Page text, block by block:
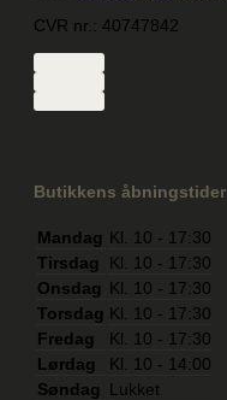
CVR nr.: 40747842
Butikkens åbningstider
Mandag Kl. 10 - 17:30
Tirsdag
Kl. 10 - 17:30
Onsdag Kl. 10 - 17:30
Torsdag Kl. 10 - 17:30
Fredag
Kl. 10 - 17:30
Lørdag
Kl. 10 - 14:00
Søndag
Lukket